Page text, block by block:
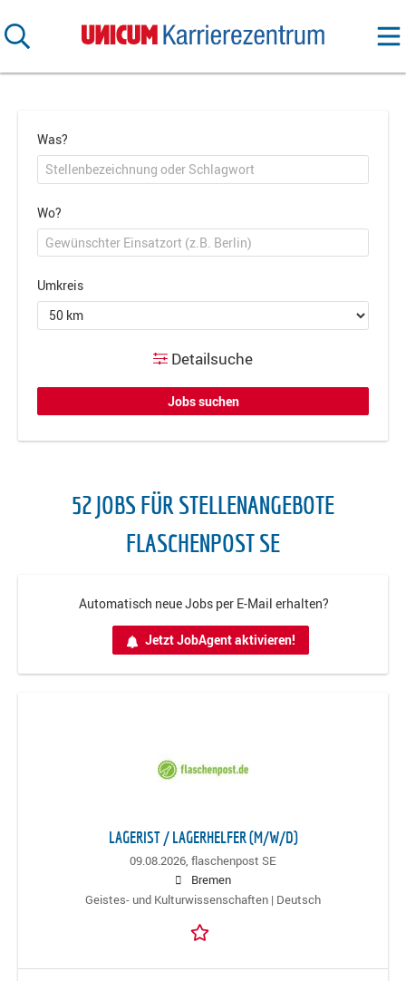
Was?
Wo?
Umkreis
Detailsuche
52 JOBS FÜR STELLENANGEBOTE
FLASCHENPOST SE
Automatisch neue Jobs per E-Mail erhalten?
Jetzt JobAgent aktivieren!
LAGERIST / LAGERHELFER (M/W/D)
09.08.2026, flaschenpost SE
Bremen
Geistes- und Kulturwissenschaften | Deutsch